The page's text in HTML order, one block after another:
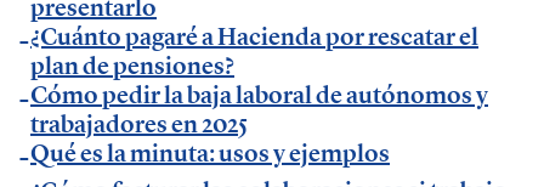
— Participación como ponente en Accountex
España 2023.
Temáticas de especialización
presentarlo
¿Cuánto pagaré a Hacienda por rescatar el
plan de pensiones?
Cómo pedir la baja laboral de autónomos y
trabajadores en 2025
Qué es la minuta: usos y ejemplos